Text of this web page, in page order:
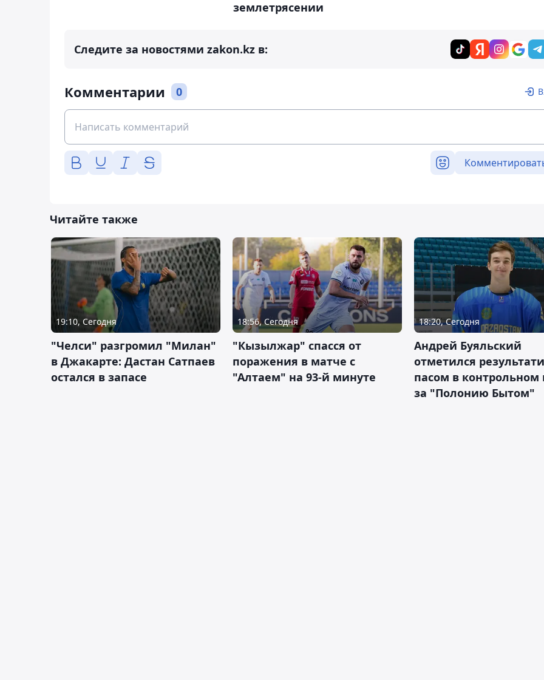
землетрясении
Следите за новостями zakon.kz в:
Комментарии 0
Читайте также
19:10, Сегодня
"Челси" разгромил "Милан"
в Джакарте: Дастан Сатпаев
остался в запасе
18:56, Сегодня
"Кызылжар" спасся от
поражения в матче с
"Алтаем" на 93-й минуте
18:20, Сегодня
Андрей Буяльский
отметился
пасом в контрольном
за "Полонию Бытом"